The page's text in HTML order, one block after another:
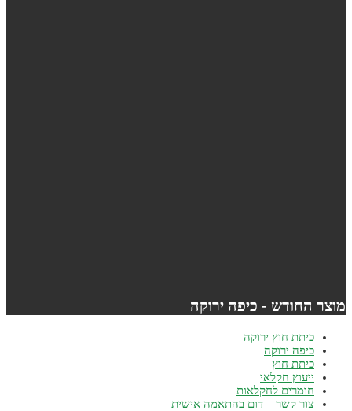
החודש - כיפה ירוקה
כיתת חוץ ירוקה
כיפה ירוקה
כיתת חוץ
ייעוץ חקלאי
חומרים לחקלאות
צור קשר – דום בהתאמה אישית